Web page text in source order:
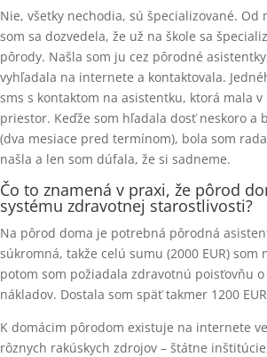
Nie, všetky nechodia, sú špecializované. Od
som sa dozvedela, že už na škole sa
pôrody. Našla som ju cez pôrodné
vyhľadala na internete a kontaktovala.
sms s kontaktom na asistentku, ktorá mala
priestor. Keďže som hľadala dosť neskoro a
(dva mesiace pred termínom), bola som
našla a len som dúfala, že si sadneme.
Čo to znamená v praxi, že pôrod
systému zdravotnej starostlivosti?
Na pôrod doma je potrebná pôrodná
súkromná, takže celú sumu (2000 EUR)
potom som požiadala zdravotnú poisťovňu
nákladov. Dostala som späť takmer 1200
K domácim pôrodom existuje na internete
rôznych rakúskych zdrojov – štátne